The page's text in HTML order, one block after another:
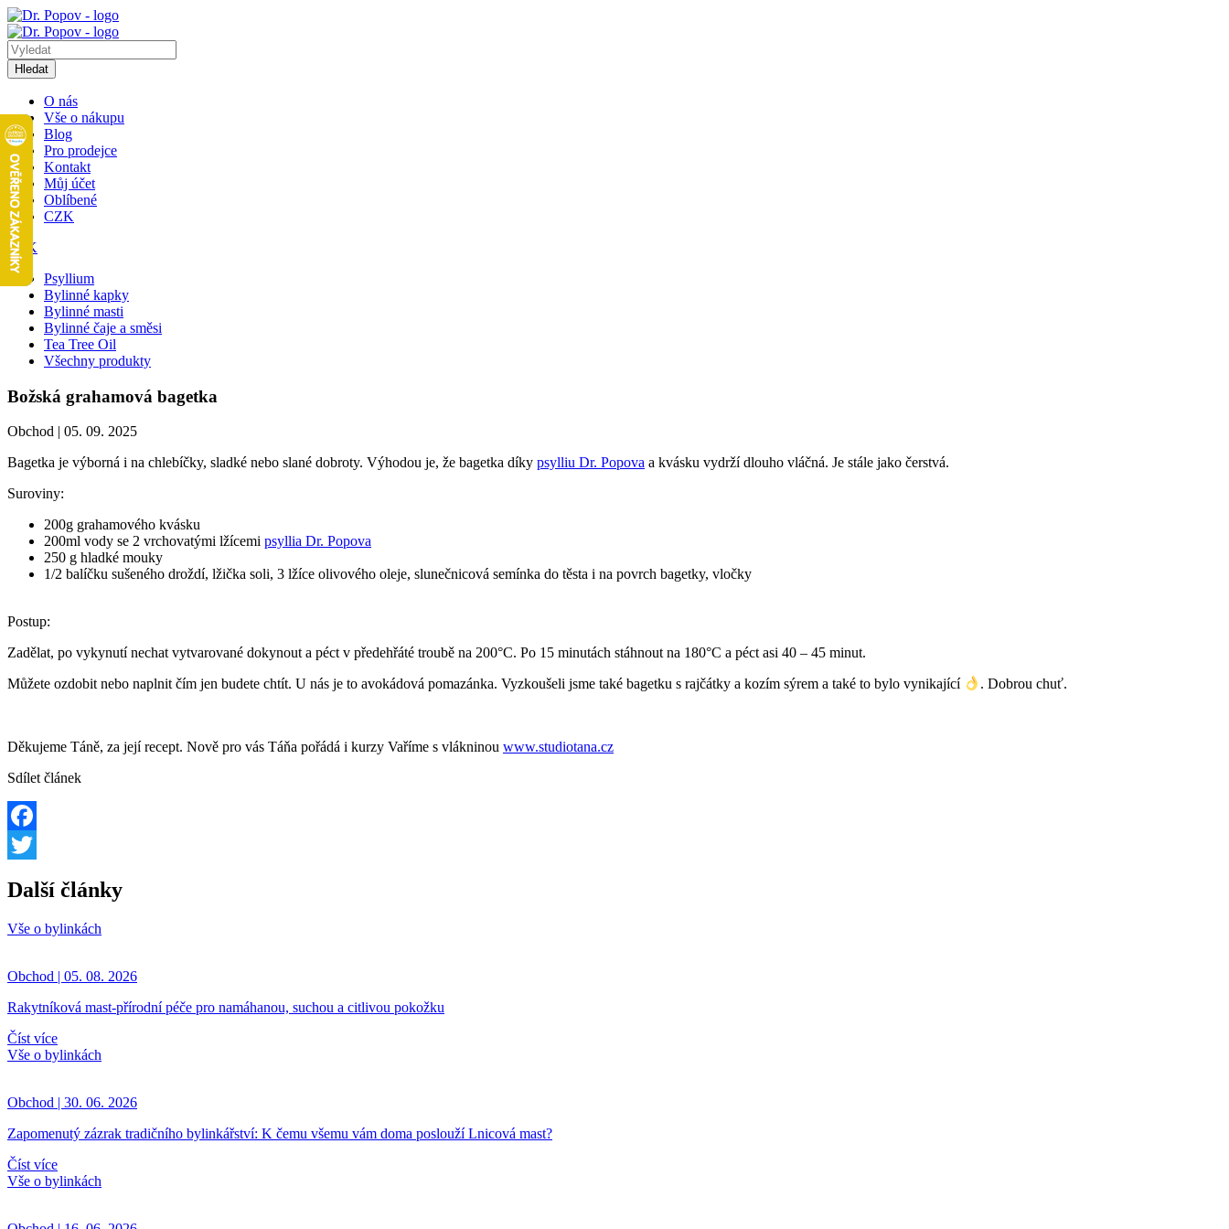
Hledat
O nás
Vše o nákupu
Blog
Pro prodejce
Kontakt
Můj účet
Oblíbené
CZK
CZK
Psyllium
Bylinné kapky
Bylinné masti
Bylinné čaje a směsi
Tea Tree Oil
Všechny produkty
Božská grahamová bagetka
Obchod | 05. 09. 2025
Bagetka je výborná i na chlebíčky, sladké nebo slané dobroty. Výhodou je, že bagetka díky psylliu Dr. Popova a kvásku vydrží dlouho vláčná. Je stále jako čerstvá.
Suroviny:
200g grahamového kvásku
200ml vody se 2 vrchovatými lžícemi psyllia Dr. Popova
250 g hladké mouky
1/2 balíčku sušeného droždí, lžička soli, 3 lžíce olivového oleje, slunečnicová semínka do těsta i na povrch bagetky, vločky
Postup:
Zadělat, po vykynutí nechat vytvarované dokynout a péct v předehřáté troubě na 200°C. Po 15 minutách stáhnout na 180°C a péct asi 40 – 45 minut.
Můžete ozdobit nebo naplnit čím jen budete chtít. U nás je to avokádová pomazánka. Vyzkoušeli jsme také bagetku s rajčátky a kozím sýrem a také to bylo vynikající . Dobrou chuť.
Děkujeme Táně, za její recept. Nově pro vás Táňa pořádá i kurzy Vaříme s vlákninou www.studiotana.cz
Sdílet článek
Facebook
Další články
Vše o bylinkách
Obchod | 05. 08. 2026
Rakytníková mast-přírodní péče pro namáhanou, suchou a citlivou pokožku
Číst více
Vše o bylinkách
Obchod | 30. 06. 2026
Zapomenutý zázrak tradičního bylinkářství: K čemu všemu vám doma poslouží Lnicová mast?
Číst více
Vše o bylinkách